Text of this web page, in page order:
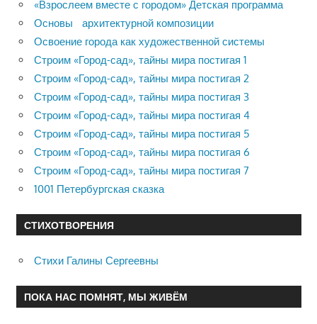
«Взрослеем вместе с городом» Детская программа
Основы архитектурной композиции
Освоение города как художественной системы
Строим «Город-сад», тайны мира постигая 1
Строим «Город-сад», тайны мира постигая 2
Строим «Город-сад», тайны мира постигая 3
Строим «Город-сад», тайны мира постигая 4
Строим «Город-сад», тайны мира постигая 5
Строим «Город-сад», тайны мира постигая 6
Строим «Город-сад», тайны мира постигая 7
1001 Петербургская сказка
СТИХОТВОРЕНИЯ
Стихи Галины Сергеевны
ПОКА НАС ПОМНЯТ, МЫ ЖИВЁМ